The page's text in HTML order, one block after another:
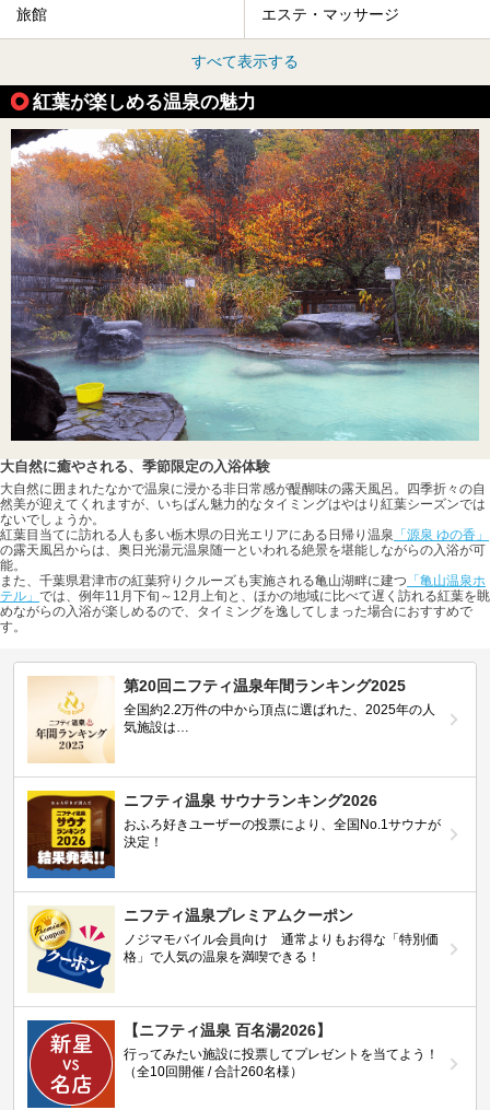
旅館 エステ・マッサージ
すべて表示する
紅葉が楽しめる温泉の魅力
大自然に癒やされる、季節限定の入浴体験
大自然に囲まれたなかで温泉に浸かる非日常感が醍醐味の露天風呂。四季折々の自
然美が迎えてくれますが、いちばん魅力的なタイミングはやはり紅葉シーズンでは
ないでしょうか。
紅葉目当てに訪れる人も多い栃木県の日光エリアにある日帰り温泉 「源泉 ゆの香」
の露天風呂からは、奥日光湯元温泉随一といわれる絶景を堪能しながらの入浴が可
能。
また、千葉県君津市の紅葉狩りクルーズも実施される亀山湖畔に建つ 「亀山温泉ホ
テル」 では、例年11月下旬～12月上旬と、ほかの地域に比べて遅く訪れる紅葉を眺
めながらの入浴が楽しめるので、タイミングを逸してしまった場合におすすめで
す。
第20回ニフティ温泉年間ランキング2025
全国約2.2万件の中から頂点に選ばれた、2025年の人
気施設は…
ニフティ温泉 サウナランキング2026
おふろ好きユーザーの投票により、全国No.1サウナが
決定！
ニフティ温泉プレミアムクーポン
ノジマモバイル会員向け 通常よりもお得な「特別価
格」で人気の温泉を満喫できる！
【ニフティ温泉 百名湯2026】
行ってみたい施設に投票してプレゼントを当てよう！
（全10回開催 / 合計260名様）